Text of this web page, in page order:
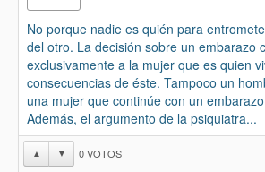
No porque nadie es quién para
del otro. La decisión sobre un embarazo
exclusivamente a la mujer que es quien
consecuencias de éste. Tampoco un
una mujer que continúe con un
Además, el argumento de la psiquiatra...
▲ ▼ 0VOTOS